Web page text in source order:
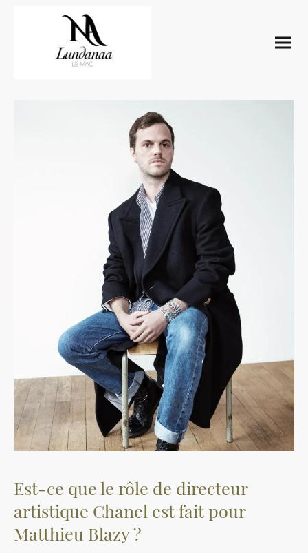
Est-ce que le rôle de directeur
artistique Chanel est fait pour
Matthieu Blazy ?